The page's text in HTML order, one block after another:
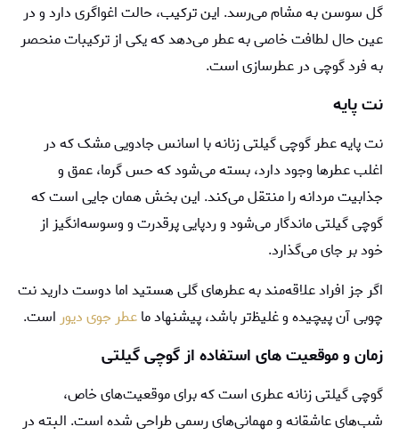
گل سوسن به مشام می‌رسد. این ترکیب، حالت اغواگری دارد و در
عین حال لطافت خاصی به عطر می‌دهد که یکی از ترکیبات منحصر
به فرد گوچی در عطرسازی است.
نت پایه
نت پایه عطر گوچی گیلتی زنانه با اسانس جادویی مشک که در
اغلب عطرها وجود دارد، بسته می‌شود که حس گرما، عمق و
جذابیت مردانه را منتقل می‌کند. این بخش همان جایی است که
گوچی گیلتی ماندگار می‌شود و ردپایی پرقدرت و وسوسه‌انگیز از
خود بر جای می‌گذارد.
اگر جز افراد علاقه‌مند به عطرهای گلی هستید اما دوست دارید نت
چوبی آن پیچیده و غلیظ‌تر باشد، پیشنهاد ماعطر جوی دیور است.
زمان و موقعیت ‌های استفاده از گوچی گیلتی
گوچی گیلتی زنانه عطری است که برای موقعیت‌های خاص،
شب‌های عاشقانه و مهمانی‌های رسمی طراحی شده است. البته در